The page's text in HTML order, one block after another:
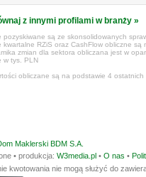
z innymi profilami w branży »
pozyskiwane są ze skonsolidowanych
kwartalne RZiS oraz CashFlow obliczne
zmian dla sektora obliczana jest w
w tys. PLN
obliczane są na podstawie 4 ostatnich
Maklerski BDM S.A.
• produkcja: W3media.pl • O nas •
kwotowania nie mogą służyć do